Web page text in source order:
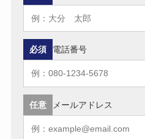
電話番号
必須
メールアドレス
任意